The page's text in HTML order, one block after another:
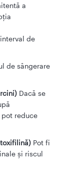
a
de
de sângerare
Dacă se
reduce
Pot fi
și riscul